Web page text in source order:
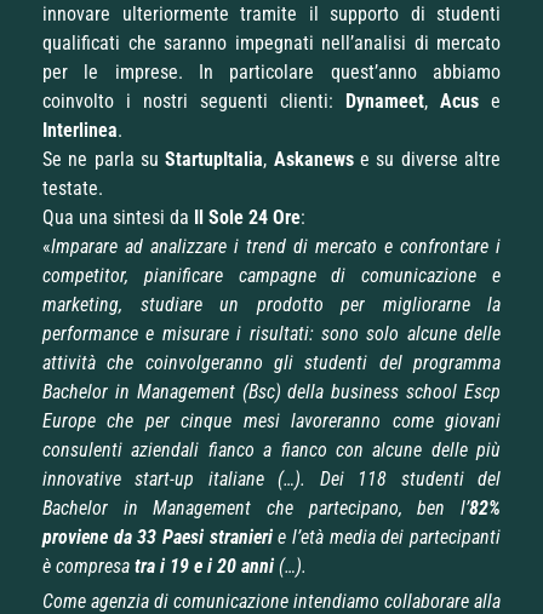
innovare ulteriormente tramite il supporto di studenti
qualificati che saranno impegnati nell’analisi di mercato
per le imprese. In particolare quest’anno abbiamo
coinvolto i nostri seguenti clienti: Dynameet, Acus e
Interlinea.
Se ne parla suStartupItalia, Askanewse su diverse altre
testate.
Qua una sintesi da Il Sole 24 Ore:
«Imparare ad analizzare i trend di mercato e confrontare i
competitor, pianificare campagne di comunicazione e
marketing, studiare un prodotto per migliorarne la
performance e misurare i risultati: sono solo alcune delle
attività che coinvolgeranno gli studenti del programma
Bachelor in Management (Bsc) della business school Escp
Europe che per cinque mesi lavoreranno come giovani
consulenti aziendali fianco a fianco con alcune delle più
innovative start-up italiane (…). Dei 118 studenti del
Bachelor in Management che partecipano, ben l’82%
proviene da 33 Paesi stranierie l’età media dei partecipanti
è compresa tra i 19 e i 20 anni (…).
Come agenzia di comunicazione intendiamo collaborare alla